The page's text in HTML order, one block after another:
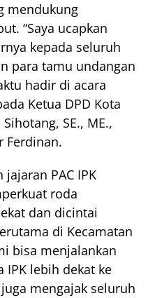
mendukung
“Saya ucapkan
kepada seluruh
para tamu undangan
hadir di acara
Ketua DPD Kota
SE., ME.,
Ferdinan.
PAC IPK
roda
dan dicintai
di Kecamatan
bisa menjalankan
lebih dekat ke
mengajak seluruh